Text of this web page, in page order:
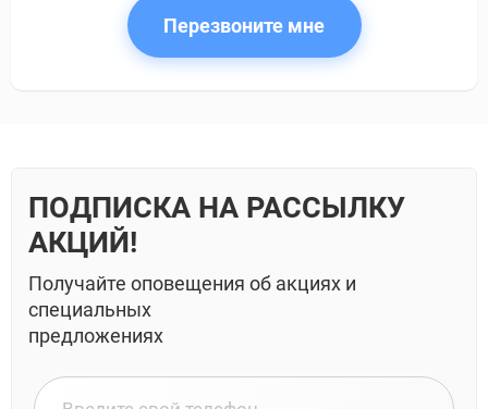
Перезвоните мне
ПОДПИСКА НА РАССЫЛКУ
АКЦИЙ!
Получайте оповещения об акциях и
специальных
предложениях